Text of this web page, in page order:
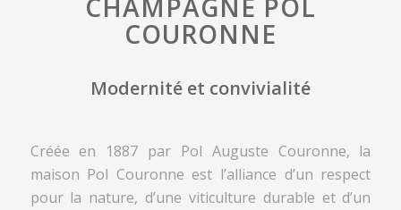
CHAMPAGNE POL
COURONNE
Modernité et convivialité
Créée en 1887 par Pol Auguste Couronne, la
maison Pol Couronne est l’alliance d’un respect
pour la nature, d’une viticulture durable et d’un